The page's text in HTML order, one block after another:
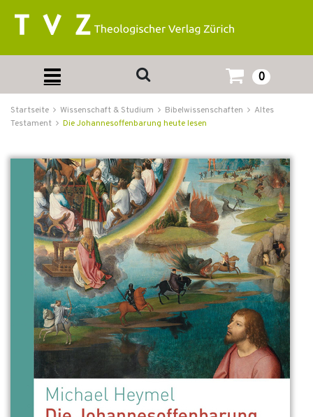
0
Startseite Wissenschaft & Studium Bibelwissenschaften
Altes
Testament
Die Johannesoffenbarung heute lesen